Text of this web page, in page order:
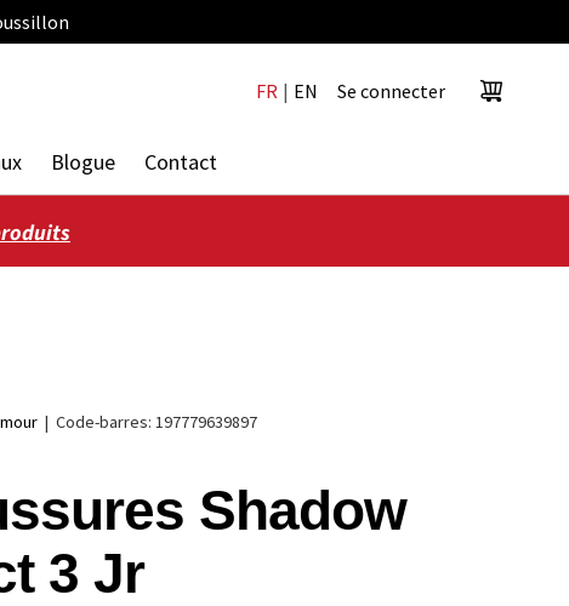
FR | EN Se connecter
Panier
Blogue Contact
|Code-barres: 197779639897
Shadow
3 Jr